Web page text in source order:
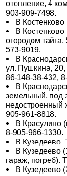
отопление, 4
903-909-7498.
В Костенково
В Костенково
огородом
573-9019.
В
ул. Пушкина, 20,
86-148-38-432,
В
земельный, под
недостроенный
905-961-8818.
В Красулино
8-905-966-1330.
В Кузедеево.
В Кузедеево
гараж, погреб).
В Кузедеево